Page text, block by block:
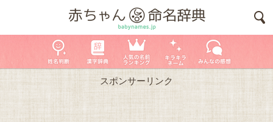
スポンサーリンク